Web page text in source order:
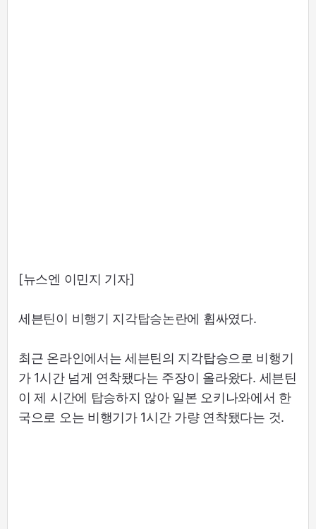
[뉴스엔 이민지 기자]
세븐틴이 비행기 지각탑승논란에 휩싸였다.
최근 온라인에서는 세븐틴의 지각탑승으로 비행기
가 1시간 넘게 연착됐다는 주장이 올라왔다. 세븐틴
이 제 시간에 탑승하지 않아 일본 오키나와에서 한
국으로 오는 비행기가 1시간 가량 연착됐다는 것.